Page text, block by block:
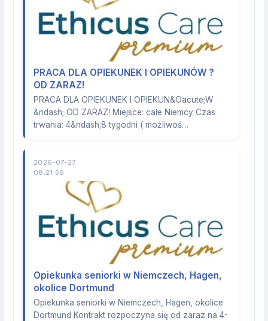
PRACA DLA OPIEKUNEK I OPIEKUNÓW ?
OD ZARAZ!
PRACA DLA OPIEKUNEK I OPIEKUN&Oacute;W
&ndash; OD ZARAZ! Miejsce: całe Niemcy Czas
trwania: 4&ndash;8 tygodni ( możliwoś…
2026-07-27
08:21:56
Opiekunka seniorki w Niemczech, Hagen,
okolice Dortmund
Opiekunka seniorki w Niemczech, Hagen, okolice
Dortmund Kontrakt rozpoczyna się od zaraz na 4-